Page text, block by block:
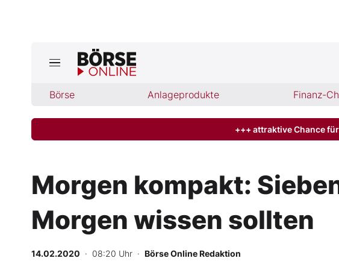
Börse Anlageprodukte Finanz-
Jetzt aktuelle Ausgabe BÖRSE ONLINE lesen
Finanz-Check
Abo & Shop
BO-Musterdepots
+++ attraktive Chance
Morgen kompakt:
Morgen wissen sollten
14.02.2020 · 08:20 Uhr · Börse Online Redaktion